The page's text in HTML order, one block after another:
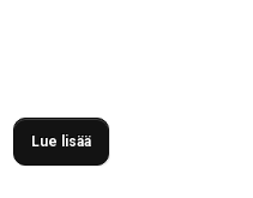
Lue lisää